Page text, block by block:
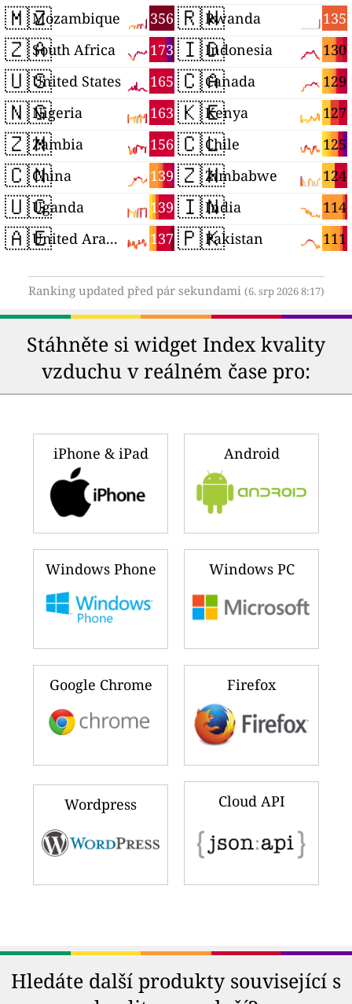
🇲🇿 356
Mozambique
🇿🇦 173
South Africa
🇺🇸 165
United States
🇳🇬 163
Nigeria
🇿🇲 156
Zambia
🇨🇳 139
China
🇺🇬 139
Uganda
🇦🇪 137
United Arab Emirates
🇷🇼 135
Rwanda
🇮🇩 130
Indonesia
🇨🇦 129
Canada
🇰🇪 127
Kenya
🇨🇱 125
Chile
🇿🇼 124
Zimbabwe
🇮🇳 114
India
🇵🇰 111
Pakistan
Ranking updated před pár sekundami (6. srp 2026 8:17)
Stáhněte si widget Index kvality
vzduchu v reálném čase pro:
iPhone & iPad Android
Windows Phone Windows PC
Google Chrome Firefox
Wordpress Cloud API
Hledáte další produkty související s